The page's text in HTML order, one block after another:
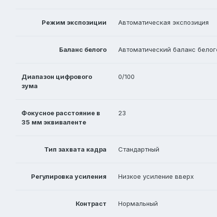
Режим экспозиции Автоматическая экспозиция
Баланс белого Автоматический баланс
Диапазон цифрового
зума
0/100
Фокусное расстояние в
35 мм эквиваленте
23
Тип захвата кадра Стандартный
Регулировка усиления Низкое усиление вверх
Контраст Нормальный